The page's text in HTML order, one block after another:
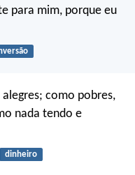
para mim, porque eu
como pobres,
nada tendo e
dinheiro